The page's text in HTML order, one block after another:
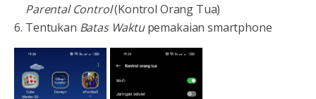
Parental Control(Kontrol Orang Tua)
Tentukan Batas Waktupemakaian smartphone